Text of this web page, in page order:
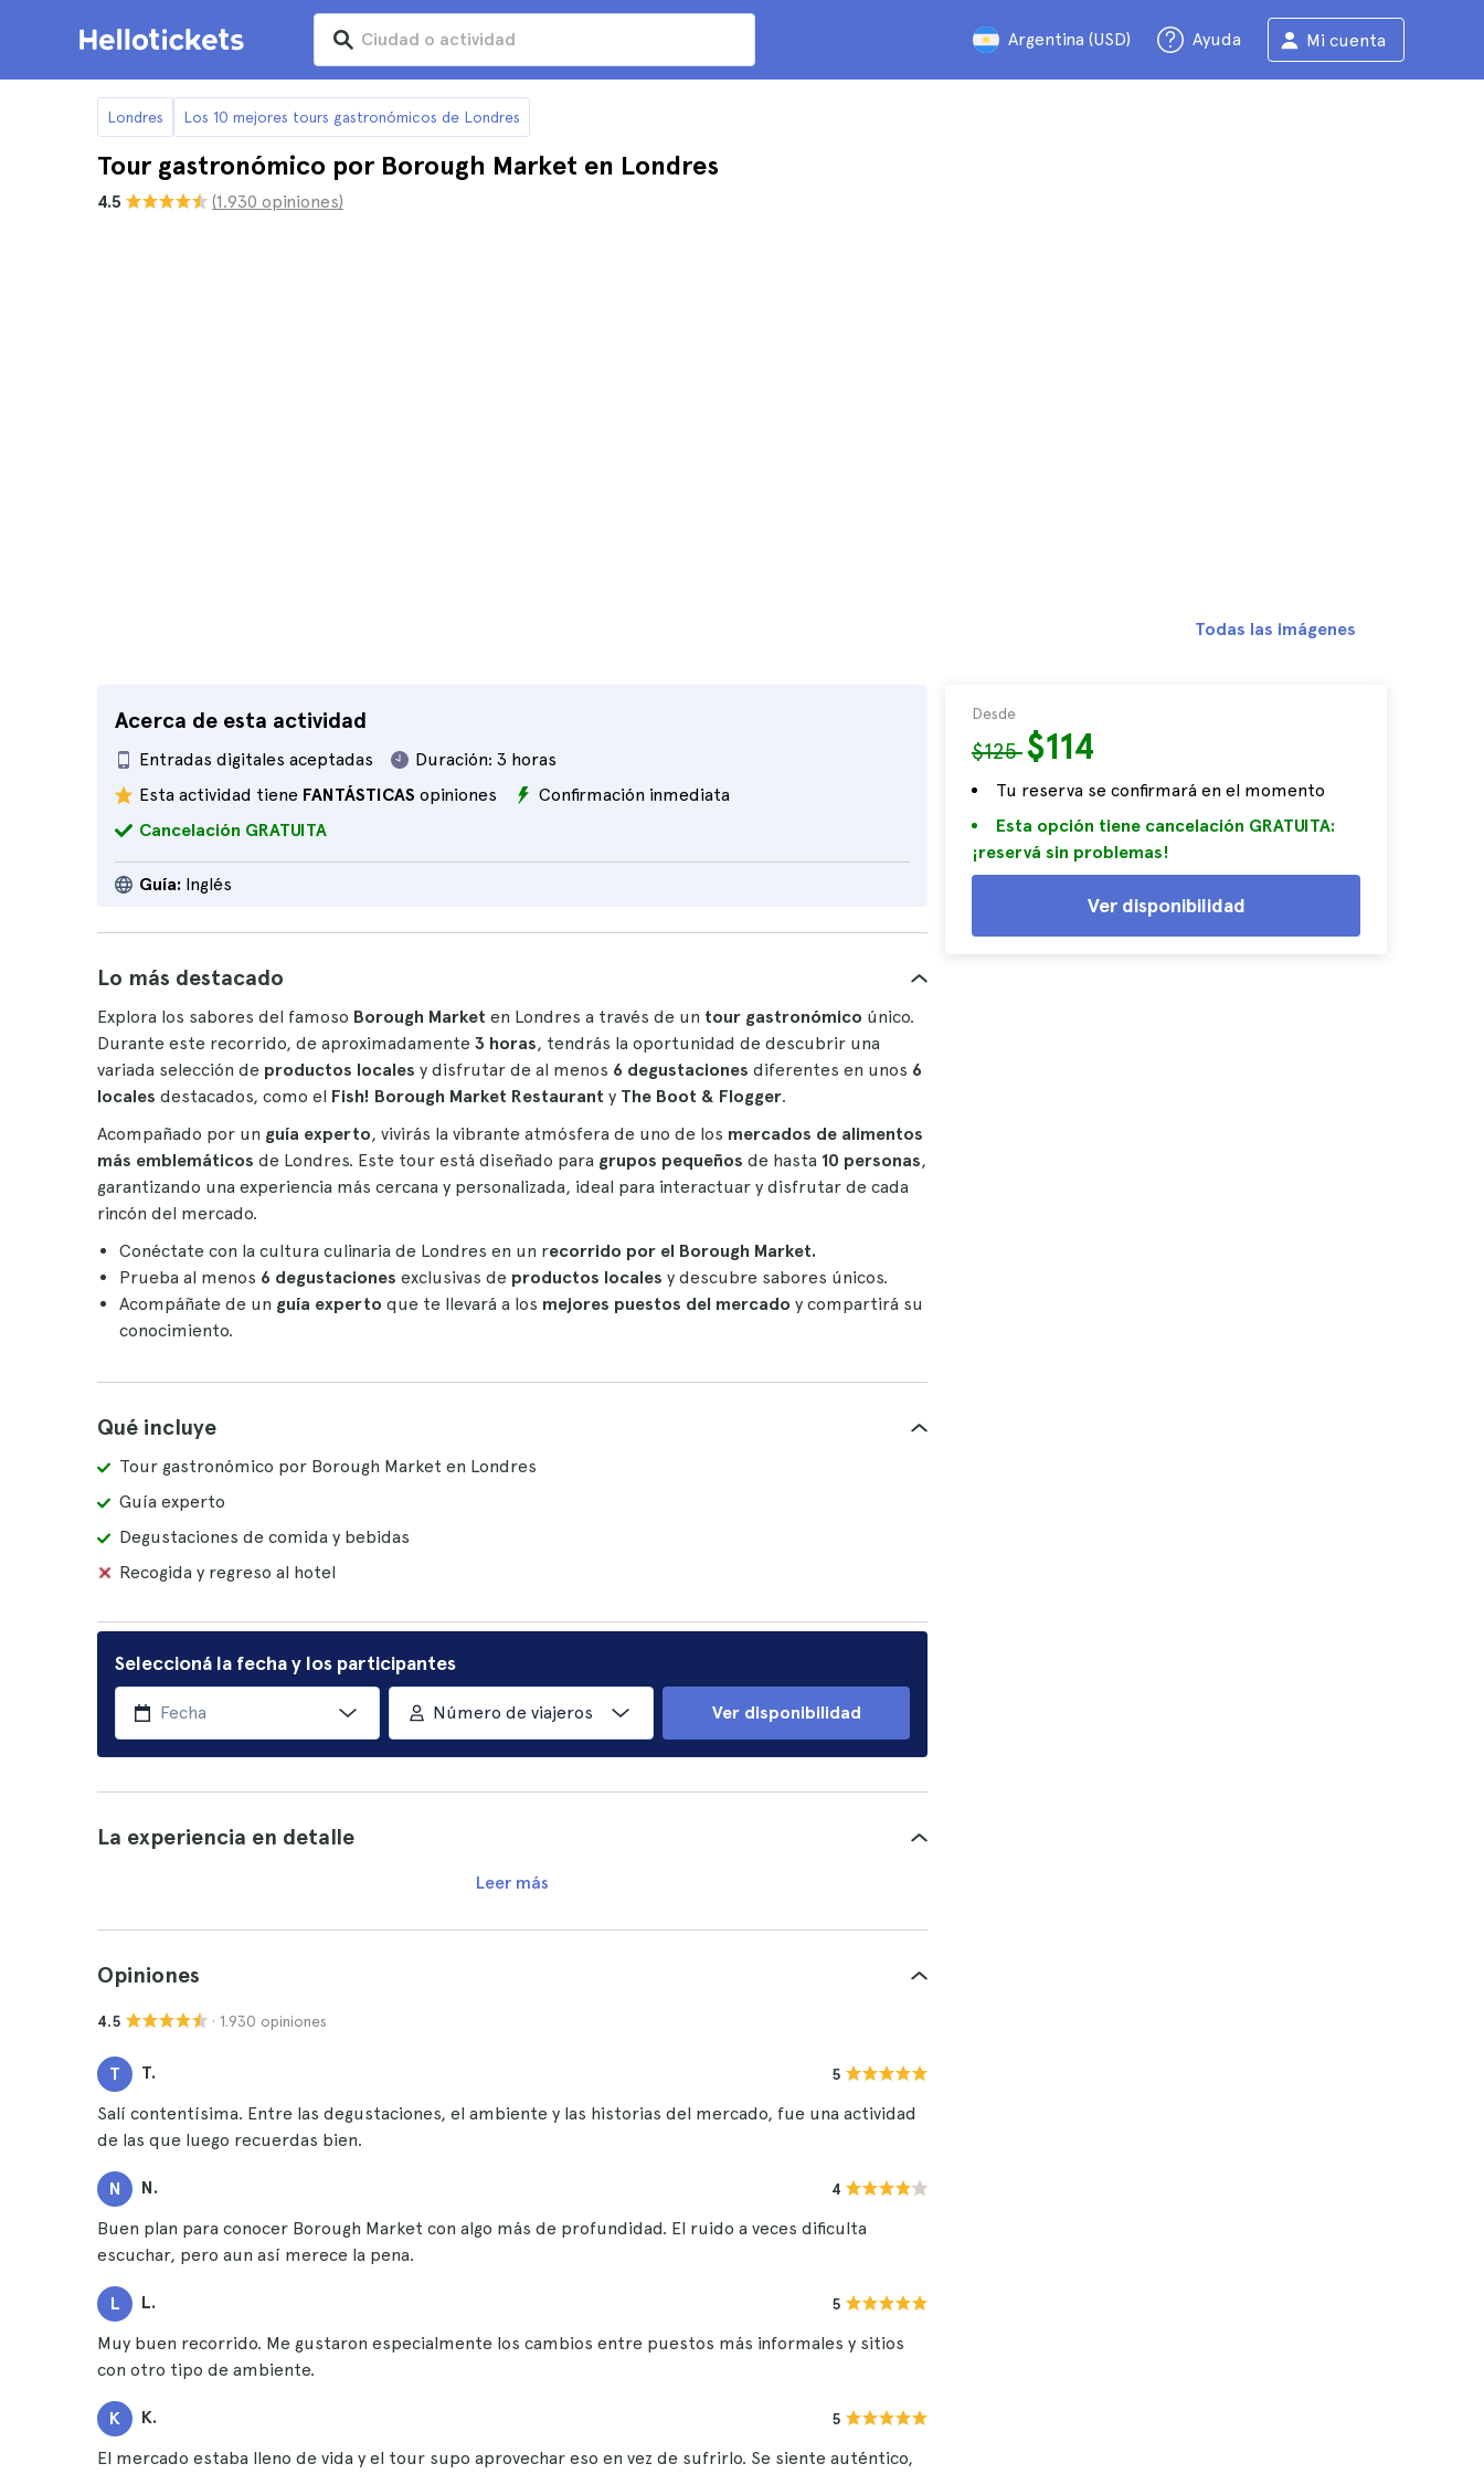
Argentina (USD) Ayuda Mi cuenta
Londres Los 10 mejores tours gastronómicos de Londres
Tour gastronómico por Borough Market en Londres
4.5 (1.930 opiniones)
Acerca de esta actividad
Entradas digitales aceptadas Duración: 3 horas
Esta actividad tiene FANTÁSTICAS opiniones
Confirmación inmediata
Cancelación GRATUITA
Guía: Inglés
Desde
$125$114
Tu reserva se confirmará en el momento
Esta opción tiene cancelación GRATUITA:
¡reservá sin problemas!
Ver disponibilidad
Todas las imágenes
Lo más destacado
Explora los sabores del famoso Borough Market en Londres a través de un tour gastronómico único.
Durante este recorrido, de aproximadamente 3 horas, tendrás la oportunidad de descubrir una
variada selección de productos locales y disfrutar de al menos 6 degustaciones diferentes en unos 6
locales destacados, como el Fish! Borough Market Restaurant y The Boot & Flogger.
Acompañado por un guía experto, vivirás la vibrante atmósfera de uno de los mercados de alimentos
más emblemáticos de Londres. Este tour está diseñado para grupos pequeños de hasta 10 personas,
garantizando una experiencia más cercana y personalizada, ideal para interactuar y disfrutar de cada
rincón del mercado.
Conéctate con la cultura culinaria de Londres en un recorrido por el Borough Market.
Prueba al menos 6 degustaciones exclusivas de productos locales y descubre sabores únicos.
Acompáñate de un guía experto que te llevará a los mejores puestos del mercado y compartirá su
conocimiento.
Qué incluye
Tour gastronómico por Borough Market en Londres
Guía experto
Degustaciones de comida y bebidas
Recogida y regreso al hotel
Seleccioná la fecha y los participantes
Número de viajeros Ver disponibilidad
La experiencia en detalle
Leer más
Opiniones
4.5 · 1.930 opiniones
T T. 5
Salí contentísima. Entre las degustaciones, el ambiente y las historias del mercado, fue una actividad
de las que luego recuerdas bien.
N N. 4
Buen plan para conocer Borough Market con algo más de profundidad. El ruido a veces dificulta
escuchar, pero aun así merece la pena.
L L. 5
Muy buen recorrido. Me gustaron especialmente los cambios entre puestos más informales y sitios
con otro tipo de ambiente.
K K. 5
El mercado estaba lleno de vida y el tour supo aprovechar eso en vez de sufrirlo. Se siente auténtico,